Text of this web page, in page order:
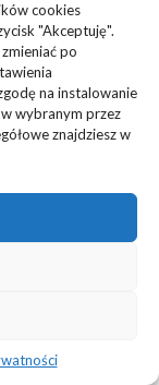
cookies
"Akceptuję".
po
na instalowanie
wybranym przez
znajdziesz w
(63)
(108)